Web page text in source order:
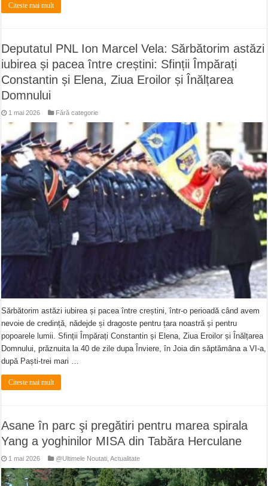
Citeste mai mult
Deputatul PNL Ion Marcel Vela: Sărbătorim astăzi
iubirea și pacea între creștini: Sfinții Împărați
Constantin și Elena, Ziua Eroilor și Înălțarea
Domnului
1 mai 2026 Fără categorie
Sărbătorim astăzi iubirea și pacea între creștini, într-o perioadă când avem
nevoie de credință, nădejde și dragoste pentru țara noastră și pentru
popoarele lumii. Sfinții Împărați Constantin și Elena, Ziua Eroilor și Înălțarea
Domnului, prăznuita la 40 de zile dupa Înviere, în Joia din săptămâna a VI-a,
după Paști-trei mari …
Citeste mai mult
Asane în parc şi pregătiri pentru marea spirala
Yang a yoghinilor MISA din Tabăra Herculane
1 mai 2026 @Ultimele Noutati ,Actualitate